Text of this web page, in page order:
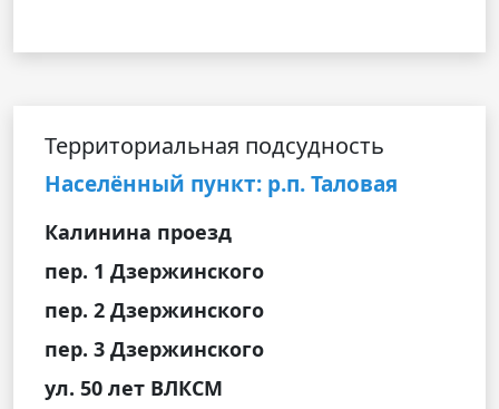
Территориальная подсудность
Населённый пункт: р.п. Таловая
Калинина проезд
пер. 1 Дзержинского
пер. 2 Дзержинского
пер. 3 Дзержинского
ул. 50 лет ВЛКСМ